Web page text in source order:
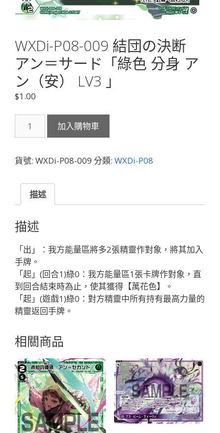
WXDi-P08-009 結団の決断
アン＝サード「綠色 分身 ア
ン（安） LV3 」
$1.00
P08-
結
の
断
ア
ン
＝
サ
ー
ド
「綠
色
分
ア
（安）
LV3
」
數
量
加入購物車
貨號: WXDi-P08-009 分類: WXDi-P08
描述
描述
「出」：我方能量區將多2張精靈作對象，將其加入
手牌。
「起」(回合1)綠0：我方能量區1張卡牌作對象，直
到回合結束時為止，使其獲得【萬花色】。
「起」(遊戲1)綠0：對方精靈中所有持有最高力量的
精靈返回手牌。
相關商品